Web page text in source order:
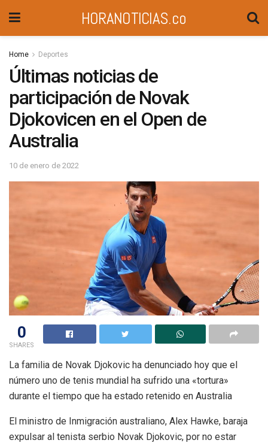
HORANOTICIAS.co
Home Deportes
Últimas noticias de
participación de Novak
Djokovicen en el Open de
Australia
10 de enero de 2022
0
SHARES
La familia de Novak Djokovic ha denunciado hoy que el
número uno de tenis mundial ha sufrido una «tortura»
durante el tiempo que ha estado retenido en Australia
El ministro de Inmigración australiano, Alex Hawke, baraja
expulsar al tenista serbio Novak Djokovic, por no estar